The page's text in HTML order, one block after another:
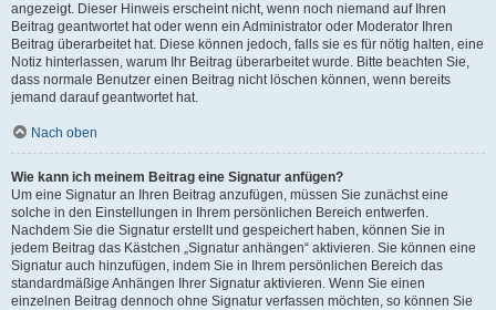
angezeigt. Dieser Hinweis erscheint nicht, wenn noch niemand auf Ihren
Beitrag geantwortet hat oder wenn ein Administrator oder Moderator Ihren
Beitrag überarbeitet hat. Diese können jedoch, falls sie es für nötig halten, eine
Notiz hinterlassen, warum Ihr Beitrag überarbeitet wurde. Bitte beachten Sie,
dass normale Benutzer einen Beitrag nicht löschen können, wenn bereits
jemand darauf geantwortet hat.
Nach oben
Wie kann ich meinem Beitrag eine Signatur anfügen?
Um eine Signatur an Ihren Beitrag anzufügen, müssen Sie zunächst eine
solche in den Einstellungen in Ihrem persönlichen Bereich entwerfen.
Nachdem Sie die Signatur erstellt und gespeichert haben, können Sie in
jedem Beitrag das Kästchen „Signatur anhängen“ aktivieren. Sie können eine
Signatur auch hinzufügen, indem Sie in Ihrem persönlichen Bereich das
standardmäßige Anhängen Ihrer Signatur aktivieren. Wenn Sie einen
einzelnen Beitrag dennoch ohne Signatur verfassen möchten, so können Sie